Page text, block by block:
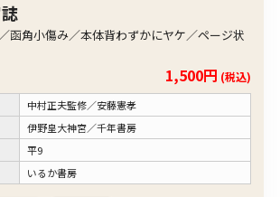
函角小傷み／本体背わずかにヤケ／ページ状
1,500円 (税込)
中村正夫監修／安藤憲孝
伊野皇大神宮／千年書房
平9
いるか書房